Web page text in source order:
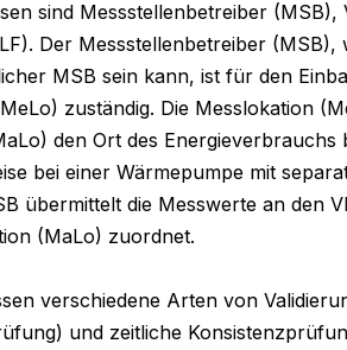
sind Messstellenbetreiber
Der Messstellenbetreiber
MSB sein kann, ist für den
zuständig. Die Messlokation
den Ort des
bei einer Wärmepumpe mit
übermittelt die Messwerte an den
(MaLo) zuordnet.
verschiedene Arten von
und zeitliche